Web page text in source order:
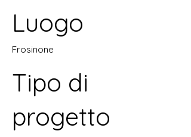
Luogo
Frosinone
Tipo di
progetto